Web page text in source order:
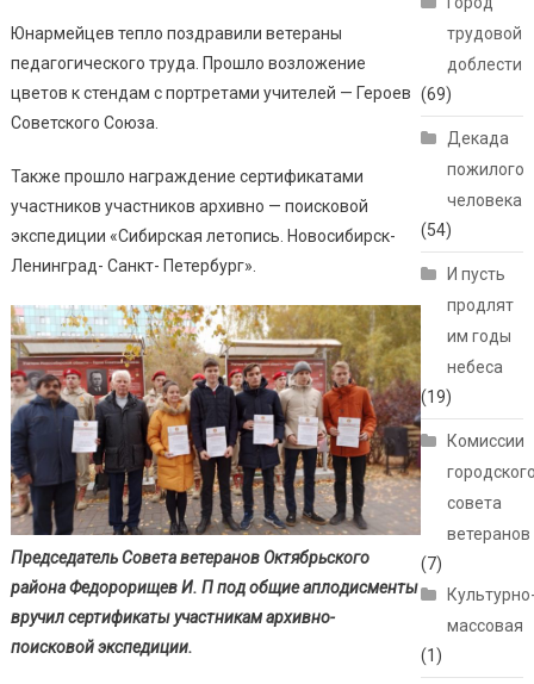
Юнармейцев тепло поздравили ветераны
педагогического труда. Прошло возложение
цветов к стендам с портретами учителей — Героев
Советского Союза.
Также прошло награждение сертификатами
участников участников архивно — поисковой
экспедиции «Сибирская летопись. Новосибирск-
Ленинград- Санкт- Петербург».
Председатель Совета ветеранов Октябрьского
района Федорорищев И. П под общие аплодисменты
вручил сертификаты участникам архивно-
поисковой экспедиции.
трудовой
доблести
(69)
Декада
пожилого
человека
(54)
И пусть
продлят
им годы
небеса
(19)
Комиссии
совета
ветеранов
(7)
массовая
(1)